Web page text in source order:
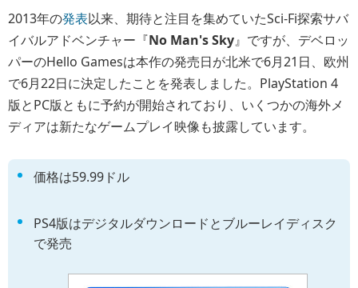
2013年の発表以来、期待と注目を集めていたSci-Fi探索サバ
イバルアドベンチャー『No Man's Sky』ですが、デベロッ
パーのHello Gamesは本作の発売日が北米で6月21日、欧州
で6月22日に決定したことを発表しました。PlayStation 4
版とPC版ともに予約が開始されており、いくつかの海外メ
ディアは新たなゲームプレイ映像も披露しています。
価格は59.99ドル
PS4版はデジタルダウンロードとブルーレイディスク
で発売